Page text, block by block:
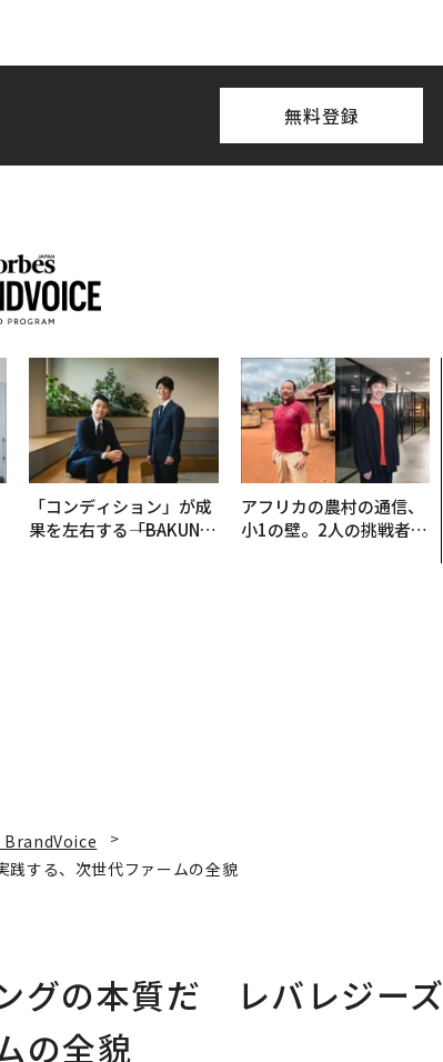
無料登録
「コンディション」が成
果を左右する――「BAKUN
アフリカの農村の通信、
小1の壁。2人の挑戦者が
BrandVoice
する、次世代ファームの全貌
グの本質だ レバレジーズ
の全貌